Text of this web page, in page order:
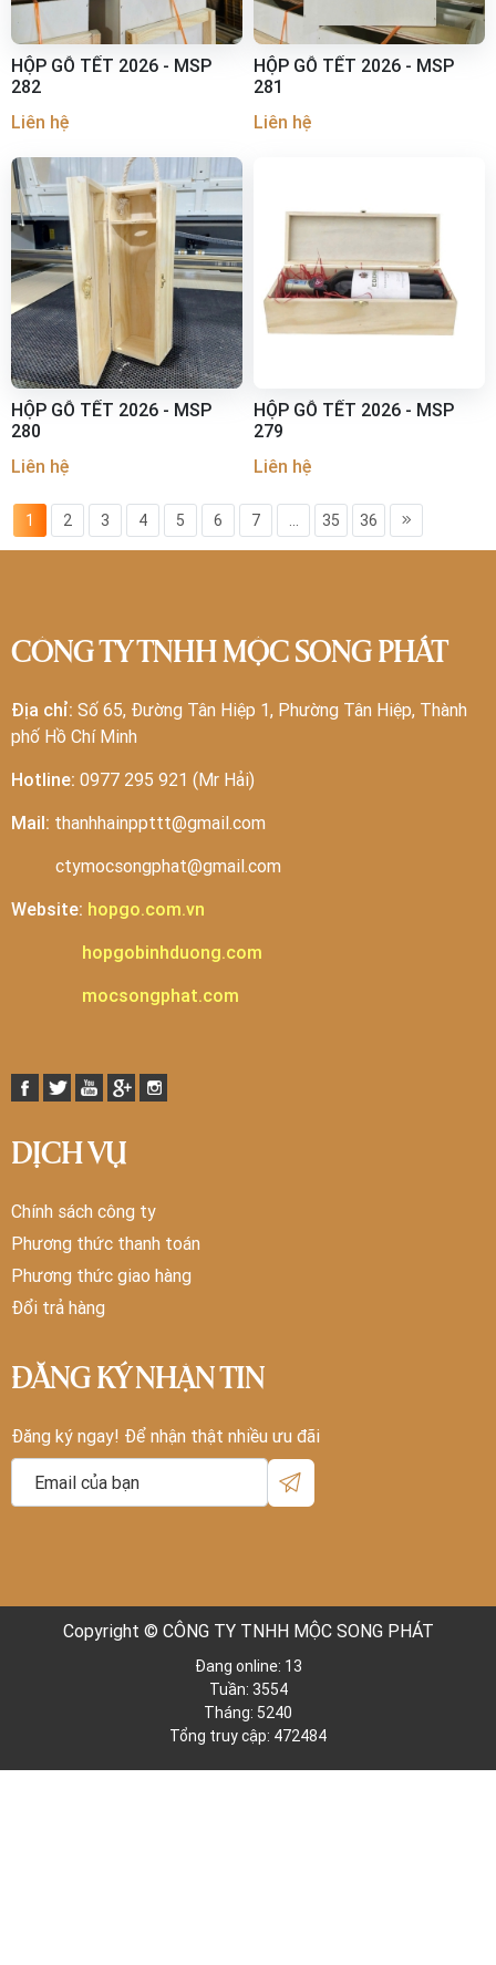
HỘP GỖ TẾT 2026 - MSP
282
Liên hệ
HỘP GỖ TẾT 2026 - MSP
281
Liên hệ
HỘP GỖ TẾT 2026 - MSP
280
Liên hệ
HỘP GỖ TẾT 2026 - MSP
279
Liên hệ
1 2 3 4 5 6 7 35 36
CÔNG TY TNHH MỘC SONG PHÁT
Địa chỉ: Số 65, Đường Tân Hiệp 1, Phường Tân Hiệp, Thành
phố Hồ Chí Minh
Hotline: 0977 295 921 (Mr Hải)
Mail: thanhhainppttt@gmail.com
ctymocsongphat@gmail.com
Website: hopgo.com.vn
hopgobinhduong.com
mocsongphat.com
DỊCH VỤ
Chính sách công ty
Phương thức thanh toán
Phương thức giao hàng
Đổi trả hàng
ĐĂNG KÝ NHẬN TIN
Đăng ký ngay! Để nhận thật nhiều ưu đãi
Copyright © CÔNG TY TNHH MỘC SONG PHÁT
Đang online: 13
Tuần: 3554
Tháng: 5240
Tổng truy cập: 472484